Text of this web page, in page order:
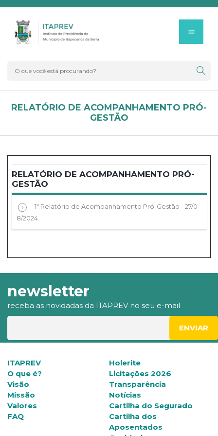
RELATÓRIO DE ACOMPANHAMENTO PRÓ-
GESTÃO
RELATÓRIO DE ACOMPANHAMENTO PRÓ-
GESTÃO
1º Relatório de Acompanhamento Pró-Gestão - 27/0
8/2024
newsletter
receba as novidadas da ITAPREV no seu e-mail
ITAPREV
O que é?
Visão
Missão
Valores
FAQ
Holerite
Licitações 2026
Transparência
Notícias
Cartilha do Segurado
Cartilha dos
Aposentados